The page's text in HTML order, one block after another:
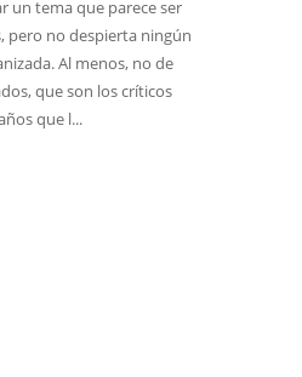
un tema que parece ser
pero no despierta ningún
Al menos, no de
que son los críticos
que l...